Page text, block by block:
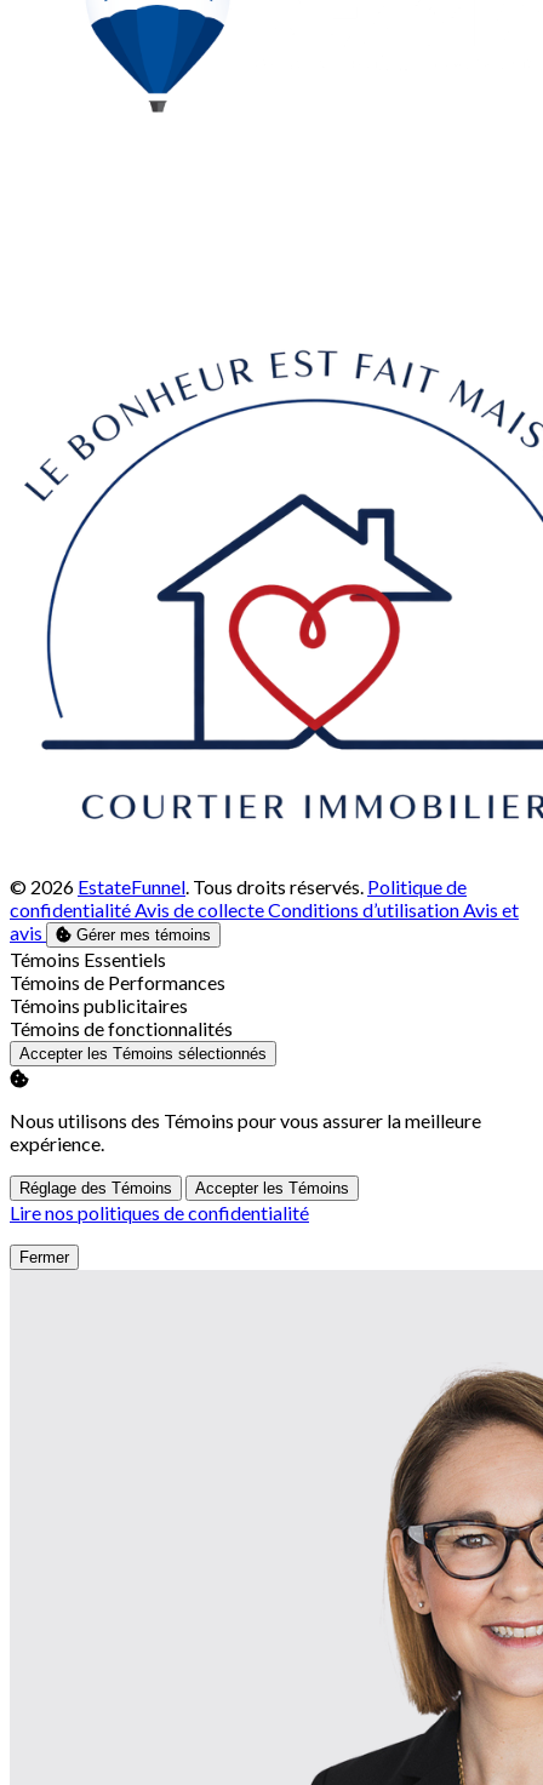
© 2026 EstateFunnel. Tous droits réservés. Politique de
confidentialitéAvis de collecteConditions d’utilisationAvis et
avis
Gérer mes témoins
Activer
Témoins Essentiels
Activer
Témoins de Performances
Activer
Témoins publicitaires
Activer
Témoins de fonctionnalités
Accepter les Témoins sélectionnés
Nous utilisons des Témoins pour vous assurer la meilleure
expérience.
Réglage des Témoins Accepter les Témoins
Lire nos politiques de confidentialité
Fermer